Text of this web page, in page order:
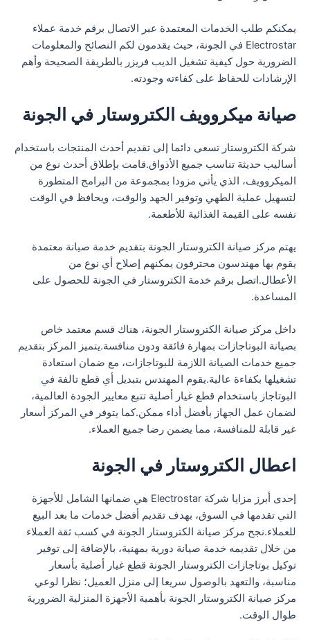
يمكنكم طلب الخدمات المعتمدة عبر الاتصال برقم خدمة عملاء
Electrostar في الجونة، حيث يقدمون لكم النصائح والمعلومات
الضرورية حول كيفية تشغيل الديب فريزر بالطريقة الصحيحة وأهم
الإرشادات للحفاظ على كفاءته وجودته.
صيانة ميكروويف الكتروستار في الجونة
شركة الكتروستار تسعى دائما إلى تقديم أحدث المنتجات باستخدام
أساليب حديثة تناسب جميع الأذواق.قامت بإطلاق أحدث نوع من
الميكروويف، الذي يأتي مزودا بمجموعة من البرامج المتطورة
لتسهيل عملية الطهي وتوفير الجهد والوقت، ويحافظ في الوقت
نفسه على القيمة الغذائية للأطعمة.
يهتم مركز صيانة الكتروستار الجونة بتقديم خدمة صيانة معتمدة
يقوم بها مهندسون محترفون يمكنهم إصلاح أي نوع من
الأعطال.اتصل برقم خدمة الكتروستار في الجونة للحصول على
المساعدة.
داخل مركز صيانة الكتروستار الجونة، هناك قسم معتمد خاص
بصيانة البوتاجازات بمهارة فائقة ودون منافسة.يتميز المركز بتقديم
جميع خدمات الصيانة اللازمة للبوتاجازات، مع ضمان استعادة
تشغيلها بكفاءة عالية.يقوم المهندس بتبديل أي قطع تالفة في
البوتاجاز باستخدام قطع غيار أصلية تتبع معايير الجودة العالمية،
لضمان عمل الجهاز بأفضل أداء ممكن.كما يتوفر في المركز أسعار
غير قابلة للمنافسة، مما يضمن رضا جميع العملاء.
اعطال الكتروستار في الجونة
إحدى أبرز مزايا شركة Electrostar هي ضمانها الشامل للأجهزة
التي تقدمها في السوق، بهدف تقديم أفضل خدمات ما بعد البيع
للعملاء.نجح مركز صيانة الكتروستار الجونة في كسب ثقة العملاء
من خلال تقديمه خدمة صيانة دورية بمهنية، بالإضافة إلى توفير
توكيل بوتاجازات الكتروستار الجونة قطع غيار أصلية بأسعار
مناسبة، والتعهد بالوصول سريعا إلى منزل العميل؛ نظرا لوعي
مركز صيانة الكتروستار الجونة بأهمية الأجهزة المنزلية الضرورية
طوال الوقت.